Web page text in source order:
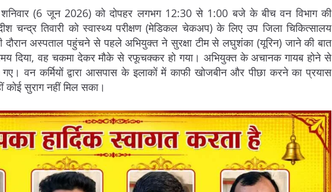
शनिवार (6 जून 2026) को दोपहर लगभग 12:30 से 1:00 बजे के बीच वन विभाग की
चन्द्र तिवारी को स्वास्थ्य परीक्षण (मेडिकल चेकअप) के लिए उप जिला चिकित्सालय
अस्पताल पहुंचने से पहले अभियुक्त ने सुरक्षा टीम से लघुशंका (यूरिन) जाने की बात
दिया, वह चकमा देकर मौके से रफूचक्कर हो गया। अभियुक्त के अचानक गायब होने से
वन कर्मियों द्वारा आसपास के इलाकों में काफी खोजबीन और पीछा करने का प्रयास
सुराग नहीं मिल सका।